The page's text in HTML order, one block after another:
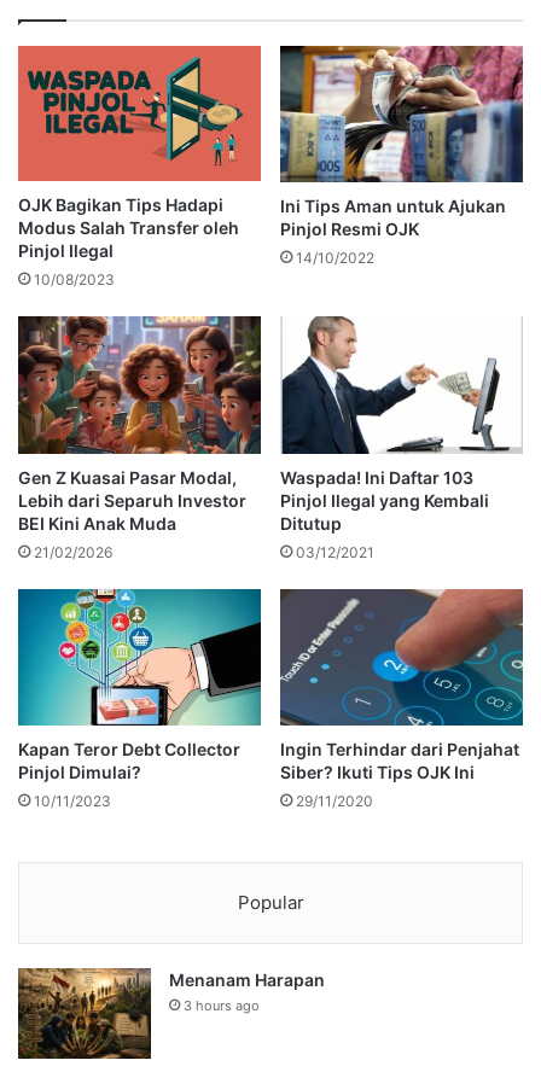
OJK Bagikan Tips Hadapi
Modus Salah Transfer oleh
Pinjol Ilegal
10/08/2023
Ini Tips Aman untuk Ajukan
Pinjol Resmi OJK
14/10/2022
Gen Z Kuasai Pasar Modal,
Lebih dari Separuh Investor
BEI Kini Anak Muda
21/02/2026
Waspada! Ini Daftar 103
Pinjol Ilegal yang Kembali
Ditutup
03/12/2021
Kapan Teror Debt Collector
Pinjol Dimulai?
10/11/2023
Ingin Terhindar dari Penjahat
Siber? Ikuti Tips OJK Ini
29/11/2020
Popular
Menanam Harapan
3 hours ago